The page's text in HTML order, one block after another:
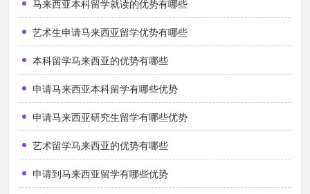
（翻译与口译）大众传媒、荧屏研究、诱劝性传媒、新闻学；
教育学：学科教育；
社会科学：人类学和社会学、经济学、社会工作、规划和管理发
术。
马来西亚本科留学就读的优势有哪些
艺术生申请马来西亚留学优势有哪些
本科留学马来西亚的优势有哪些
申请马来西亚本科留学有哪些优势
申请马来西亚研究生留学有哪些优势
艺术留学马来西亚的优势有哪些
申请到马来西亚留学有哪些优势